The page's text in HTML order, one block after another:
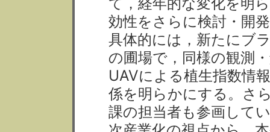
効性をさらに検討・開
具体的には，新たにブ
の圃場で，同様の観測
UAVによる植生指数情
係を明らかにする。さ
課の担当者も参画して